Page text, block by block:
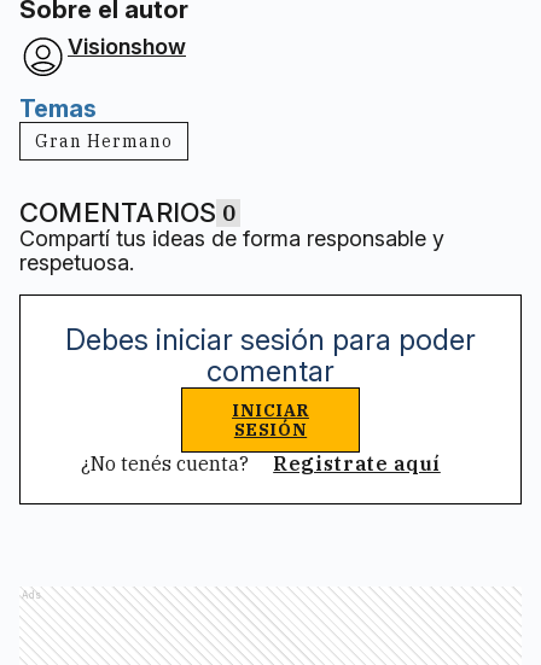
Sobre el autor
Visionshow
Temas
Gran Hermano
COMENTARIOS 0
Compartí tus ideas de forma responsable y
respetuosa.
Debes iniciar sesión para poder
comentar
INICIAR
SESIÓN
¿No tenés cuenta? Registrate aquí
Ads